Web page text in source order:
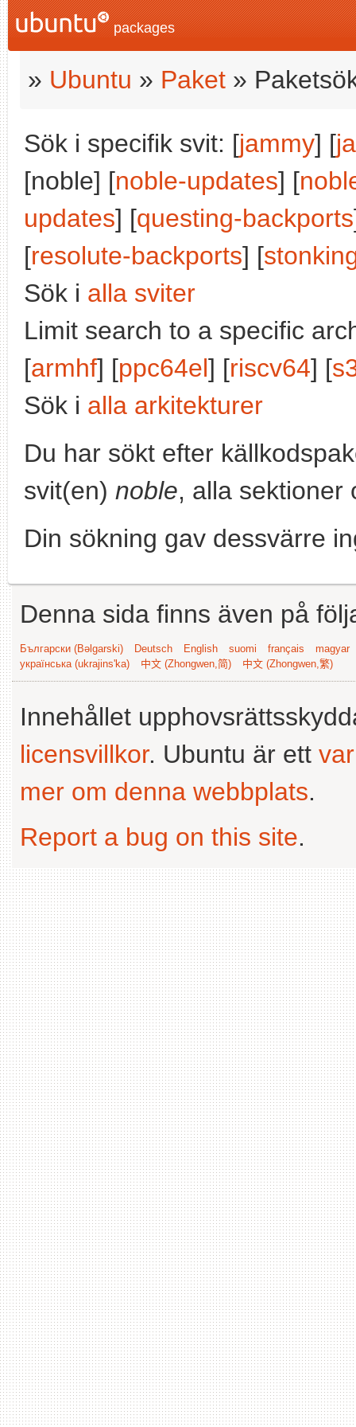
packages
» Ubuntu » Paket »
Sök i specifik svit: [jammy] [
[noble] [noble-updates] [
updates] [questing-backports
[resolute-backports] [
Sök i alla sviter
Limit search to a specific
[armhf] [ppc64el] [riscv64] [
Sök i alla arkitekturer
Du har sökt efter
svit(en) noble, alla
Din sökning gav dessvärre
Denna sida finns även på
Български (Bəlgarski) Deutsch English suomi français
magyar
українська (ukrajins'ka)
中文 (Zhongwen,简) 中文 (Zhongwen,繁)
Innehållet
licensvillkor. Ubuntu är ett
mer om denna webbplats.
Report a bug on this site.